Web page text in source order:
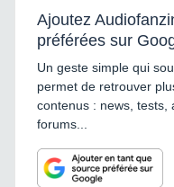
Ajoutez
préférées sur
Un geste simple qui
permet de retrouver
contenus : news, tests,
forums...